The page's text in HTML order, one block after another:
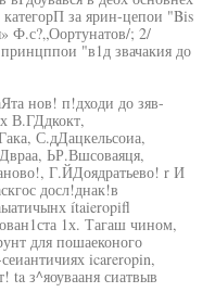
за ярин-цепои "Bis
Ф.с?„Оортунатов/; 2/
"в1д звачакия до
нов! п!дходи до зяв-
В.ГДдкокт,
С.дДацкельсоиа,
ЬР.Вшсоваяця,
Г.ЙДоядратьево! r И
досл!днак!в
ítaieropifl
1х. Тагаш чином,
для пошаеконого
icareropin,
ta з^яоувааня сиатвыв